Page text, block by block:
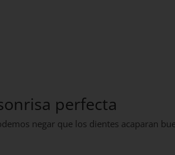
perfecta
negar que los dientes acaparan